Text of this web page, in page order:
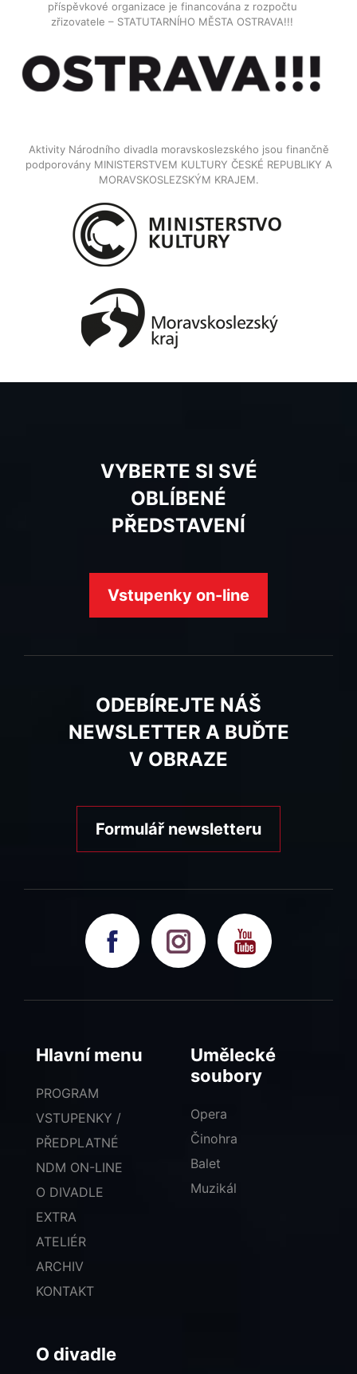
příspěvkové organizace je financována z rozpočtu
zřizovatele – STATUTARNÍHO MĚSTA OSTRAVA!!!
Aktivity Národního divadla moravskoslezského jsou finančně
podporovány MINISTERSTVEM KULTURY ČESKÉ REPUBLIKY A
MORAVSKOSLEZSKÝM KRAJEM.
VYBERTE SI SVÉ
OBLÍBENÉ
PŘEDSTAVENÍ
Vstupenky on-line
ODEBÍREJTE NÁŠ
NEWSLETTER A BUĎTE
V OBRAZE
Formulář newsletteru
Hlavní menu
PROGRAM
VSTUPENKY /
PŘEDPLATNÉ
NDM ON-LINE
O DIVADLE
EXTRA
ATELIÉR
ARCHIV
KONTAKT
Umělecké
soubory
Opera
Činohra
Balet
Muzikál
O divadle